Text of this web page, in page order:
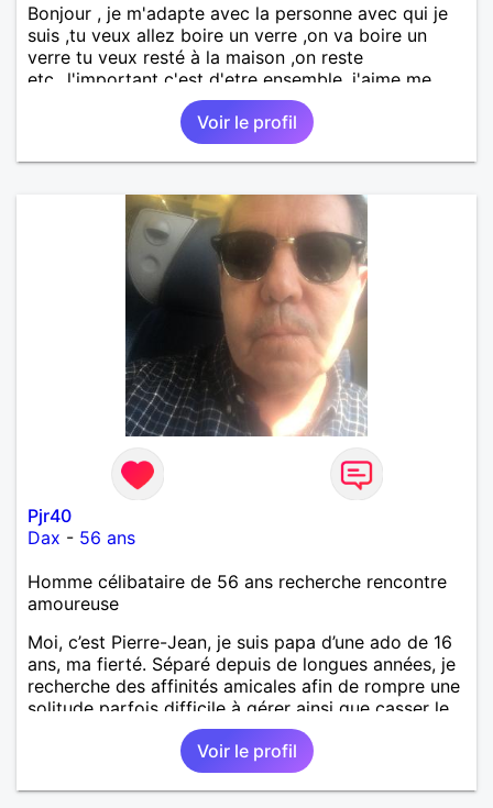
Bonjour , je m'adapte avec la personne avec qui je
suis ,tu veux allez boire un verre ,on va boire un
verre tu veux resté à la maison ,on reste
etc...l'important c'est d'etre ensemble .j'aime me
balader , faire du sport , regarder des film , aller au
théatre etc et j'aime par dessus tous rire
Voir le profil
Pjr40
Dax - 56 ans
Homme célibataire de 56 ans recherche rencontre
amoureuse
Moi, c’est Pierre-Jean, je suis papa d’une ado de 16
ans, ma fierté. Séparé depuis de longues années, je
recherche des affinités amicales afin de rompre une
solitude parfois difficile à gérer ainsi que casser le
vague à l’âme. L’amitié reste extrêmement
importante à mes yeux mais peut se décliner en des
sentiments plus puissants. « Le temps fera son
œuvre » disait Arthur Schopenhauer, philosophe
Voir le profil